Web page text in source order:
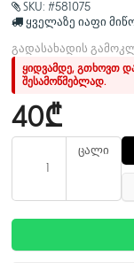
SKU: #581075
ყველაზე იაფი
გადასახადის
ყიდვამდე, გთხოვთ
შესამოწმებლად.
40₾
ცალი